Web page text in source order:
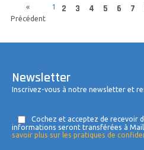
«
Précédent
1 2 3 4 5 6 7
Newsletter
Inscrivez-vous à notre newsletter et
Cochez et acceptez de recevoir
informations seront transférées à
savoir plus sur les pratiques de